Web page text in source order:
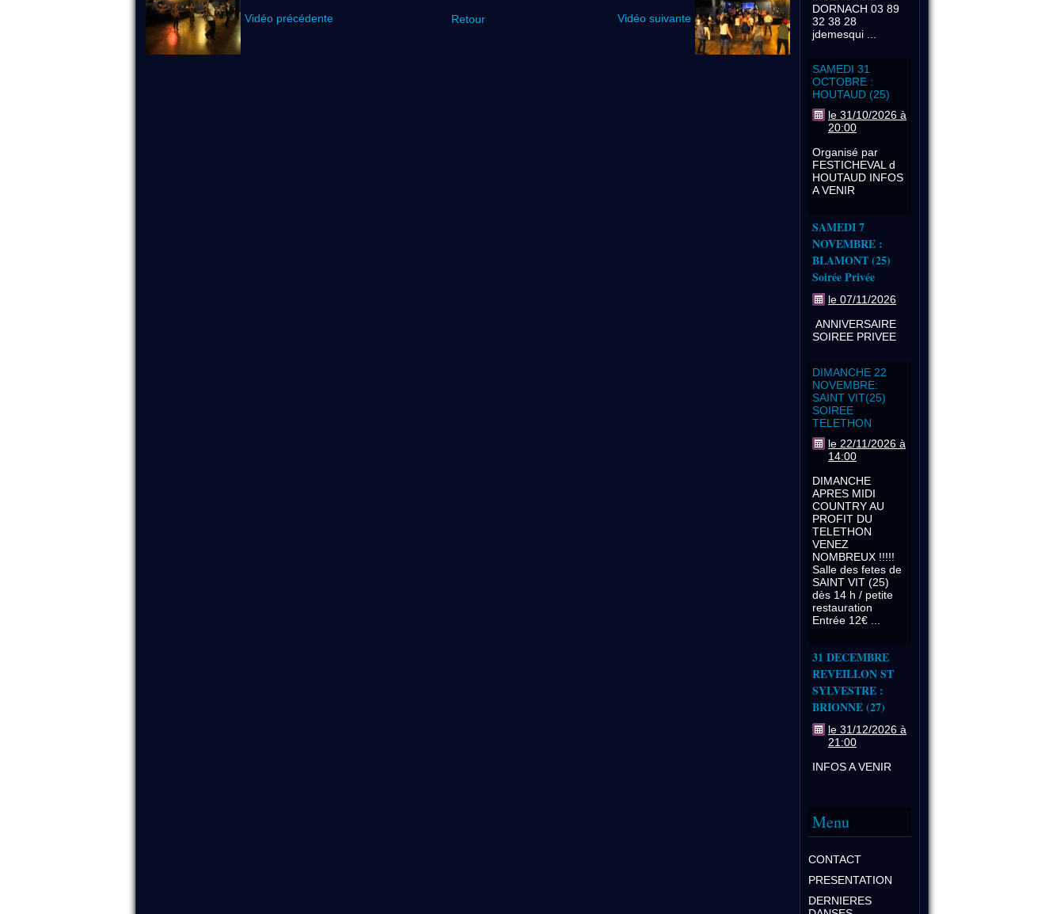
Vidéo précédente Retour Vidéo suivante
DORNACH 03 89
32 38 28
jdemesqui ...
SAMEDI 31
OCTOBRE :
HOUTAUD (25)
le 31/10/2026 à
20:00
Organisé par
FESTICHEVAL d
HOUTAUD INFOS
A VENIR
SAMEDI 7
NOVEMBRE :
BLAMONT (25)
Soirée Privée
le 07/11/2026
ANNIVERSAIRE
SOIREE PRIVEE
DIMANCHE 22
NOVEMBRE:
SAINT VIT(25)
SOIREE
TELETHON
le 22/11/2026 à
14:00
DIMANCHE
APRES MIDI
COUNTRY AU
PROFIT DU
TELETHON
VENEZ
NOMBREUX !!!!!
Salle des fetes de
SAINT VIT (25)
dès 14 h / petite
restauration
Entrée 12€ ...
31 DECEMBRE
REVEILLON ST
SYLVESTRE :
BRIONNE (27)
le 31/12/2026 à
21:00
INFOS A VENIR
Menu
CONTACT
PRESENTATION
DERNIERES